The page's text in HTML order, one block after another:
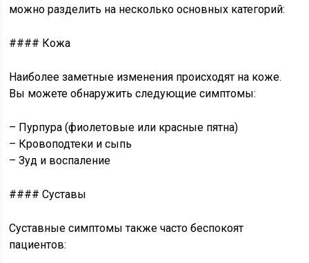
можно разделить на несколько основных категорий:
#### Кожа
Наиболее заметные изменения происходят на коже.
Вы можете обнаружить следующие симптомы:
– Пурпура (фиолетовые или красные пятна)
– Кровоподтеки и сыпь
– Зуд и воспаление
#### Суставы
Суставные симптомы также часто беспокоят
пациентов: